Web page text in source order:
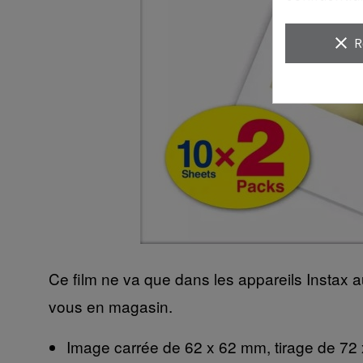
Ce film ne va que dans les appareils Instax
vous en magasin.
Image carrée de 62 x 62 mm, tirage de 72
clear